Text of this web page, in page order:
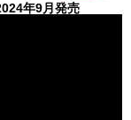
年9月発売